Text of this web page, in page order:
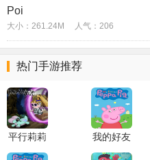
Poi
大小：261.24M 人气：206
热门手游推荐
平行莉莉
ParaLily
我的好友
小猪佩奇